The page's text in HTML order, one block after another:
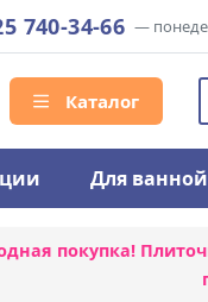
740-34-66 —
Каталог
Для ванной
покупка!